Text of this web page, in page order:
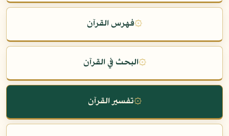
۞فهرس القرآن
۞البحث في القرآن
۞تفسير القرآن